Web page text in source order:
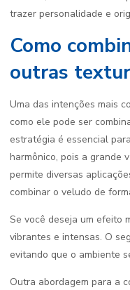
trazer personalidade e
Como
outras
Uma das intenções mais
como ele pode ser
estratégia é essencial
harmônico, pois a grande
permite diversas
combinar o veludo de
Se você deseja um efeito
vibrantes e intensas. O
evitando que o ambiente
Outra abordagem para a